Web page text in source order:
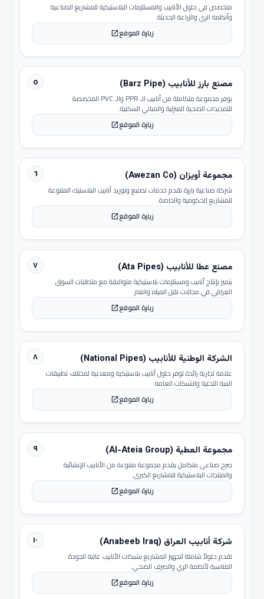
متخصص في حلول الأنابيب والمستلزمات البلاستيكية للمشاريع الصناعية
وأنظمة الري والزراعة الحديثة.
زيارة الموقعopen_in_new
٥ مصنع بارز للأنابيب (Barz Pipe)
يوفر مجموعة متكاملة من أنابيب الـ PPR والـ PVC المخصصة
للتمديدات الصحية المنزلية والمباني السكنية.
زيارة الموقعopen_in_new
٦ مجموعة أويزان (Awezan Co)
شركة صناعية بارزة تقدم خدمات تصنيع وتوريد أنابيب البلاستيك المتنوعة
للمشاريع الحكومية والخاصة.
زيارة الموقعopen_in_new
٧ مصنع عطا للأنابيب (Ata Pipes)
يتميز بإنتاج أنابيب ومستلزمات بلاستيكية متوافقة مع متطلبات السوق
العراقي في مجالات نقل المياه والغاز.
زيارة الموقعopen_in_new
٨ الشركة الوطنية للأنابيب (National Pipes)
علامة تجارية رائدة توفر حلول أنابيب بلاستيكية ومعدنية لمختلف تطبيقات
البنية التحتية والشبكات العامة.
زيارة الموقعopen_in_new
٩ مجموعة العطية (Al-Ateia Group)
صرح صناعي متكامل يقدم مجموعة متنوعة من الأنابيب الإنشائية
والمنتجات البلاستيكية للمشاريع الكبرى.
زيارة الموقعopen_in_new
١٠ شركة أنابيب العراق (Anabeeb Iraq)
تقدم حلولاً شاملة لتجهيز المشاريع بشبكات الأنابيب عالية الجودة
المناسبة لأنظمة الري والصرف الصحي.
زيارة الموقعopen_in_new